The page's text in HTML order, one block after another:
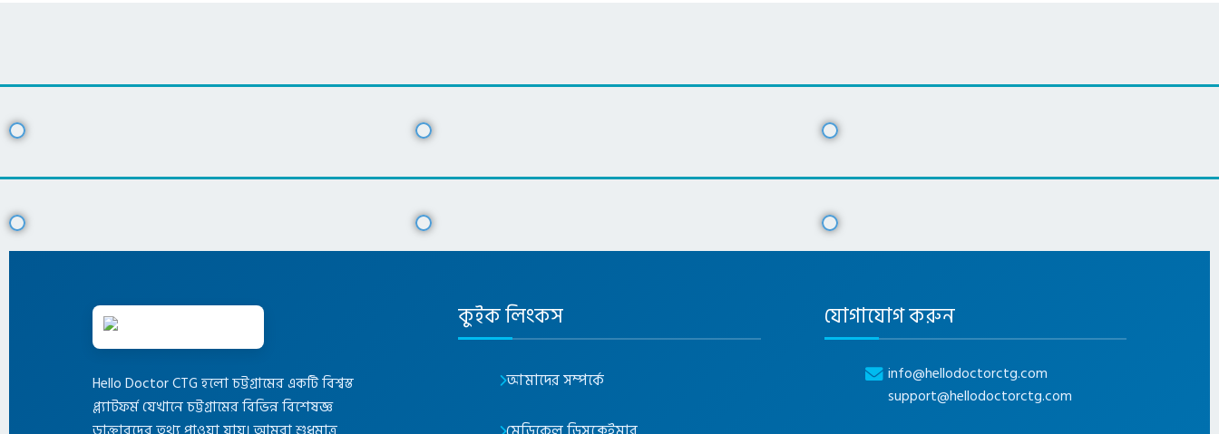
Hello Doctor CTG হলো চট্টগ্রামের একটি বিশ্বস্ত
প্ল্যাটফর্ম যেখানে চট্টগ্রামের বিভিন্ন বিশেষজ্ঞ
কুইক লিংকস
আমাদের সম্পর্কে
যোগাযোগ করুন
info@hellodoctorctg.com
support@hellodoctorctg.com